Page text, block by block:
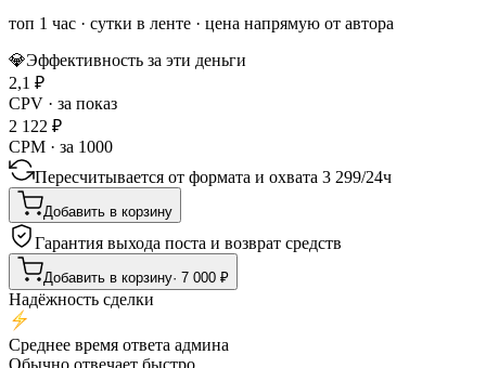
топ 1 час · сутки в ленте · цена напрямую от автора
💎Эффективность за эти деньги
2,1 ₽
CPV · за показ
2 122 ₽
CPM · за 1000
Пересчитывается от формата и охвата 3 299/24ч
Добавить в корзину
Гарантия выхода поста и возврат средств
Добавить в корзину· 7 000 ₽
Надёжность сделки
Среднее время ответа админа
Обычно отвечает быстро